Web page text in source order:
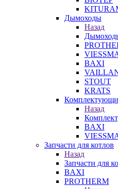
Дымоходы
Назад
BAXI
STOUT
KRATS
Назад
BAXI
Запчасти для котлов
Назад
Запчасти для
BAXI
PROTHERM